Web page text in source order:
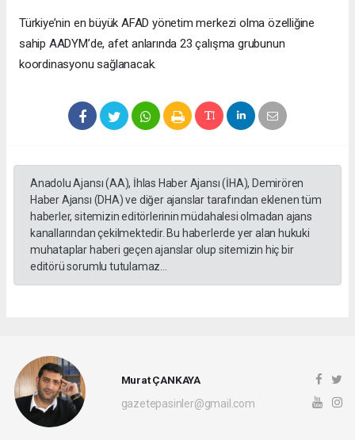
Türkiye’nin en büyük AFAD yönetim merkezi olma özelliğine
sahip AADYM’de, afet anlarında 23 çalışma grubunun
koordinasyonu sağlanacak.
Anadolu Ajansı (AA), İhlas Haber Ajansı (İHA), Demirören
Haber Ajansı (DHA) ve diğer ajanslar tarafından eklenen tüm
haberler, sitemizin editörlerinin müdahalesi olmadan ajans
kanallarından çekilmektedir. Bu haberlerde yer alan hukuki
muhataplar haberi geçen ajanslar olup sitemizin hiç bir
editörü sorumlu tutulamaz...
Murat ÇANKAYA
gazetepasinler@gmail.com